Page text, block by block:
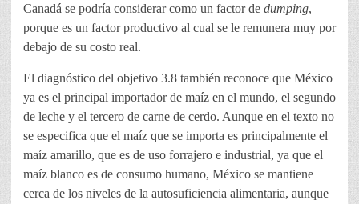
Canadá se podría considerar como un factor de dumping,
porque es un factor productivo al cual se le remunera muy por
debajo de su costo real.
El diagnóstico del objetivo 3.8 también reconoce que México
ya es el principal importador de maíz en el mundo, el segundo
de leche y el tercero de carne de cerdo. Aunque en el texto no
se especifica que el maíz que se importa es principalmente el
maíz amarillo, que es de uso forrajero e industrial, ya que el
maíz blanco es de consumo humano, México se mantiene
cerca de los niveles de la autosuficiencia alimentaria, aunque